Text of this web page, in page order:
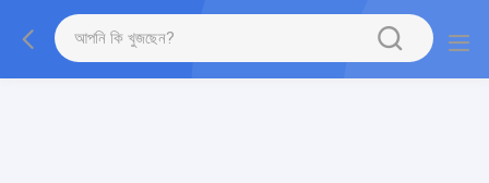
gtag('config', 'G-QWE9HWC3PF', {cookie_flags:
"SameSite=None;Secure"});